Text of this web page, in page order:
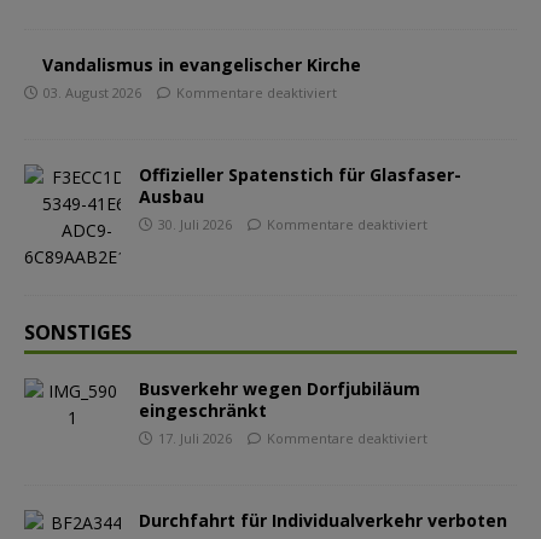
Vandalismus in evangelischer Kirche
03. August 2026 Kommentare deaktiviert
Offizieller Spatenstich für Glasfaser-
Ausbau
30. Juli 2026 Kommentare deaktiviert
SONSTIGES
Busverkehr wegen Dorfjubiläum
eingeschränkt
17. Juli 2026 Kommentare deaktiviert
Durchfahrt für Individualverkehr verboten